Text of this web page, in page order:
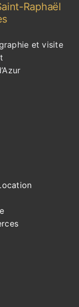
Raphaël
et visite